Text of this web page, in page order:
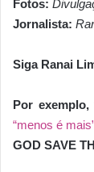
Fotos:
Jornalista:
Siga Ranai
Por exemplo,
“menos é
GOD SAVE